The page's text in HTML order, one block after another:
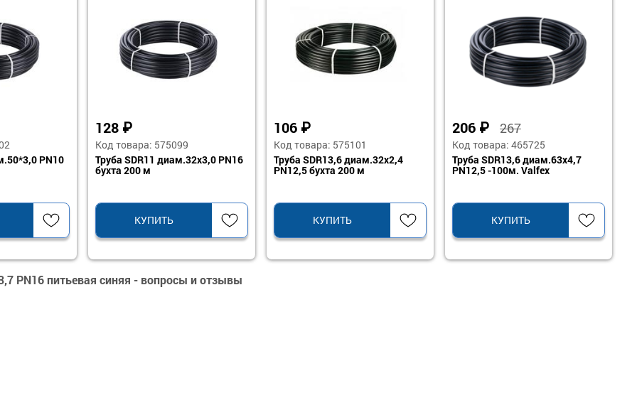
PN10
128 ₽
Код товара: 575099
Труба SDR11 диам.32х3,0 PN16
бухта 200 м
КУПИТЬ
106 ₽
Код товара: 575101
Труба SDR13,6 диам.32х2,4
PN12,5 бухта 200 м
КУПИТЬ
206 ₽ 267
Код товара: 465725
Труба SDR13,6 диам.63х4,7
PN12,5 -100м. Valfex
КУПИТЬ
PN16 питьевая синяя - вопросы и отзывы